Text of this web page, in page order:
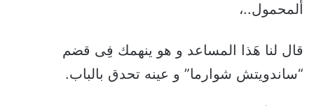
ألمحمول..،
قال لنا هَذا المساعد و هو ينهمك فِى قضم
“ساندويتش شوارما” و عينه تحدق بالباب.